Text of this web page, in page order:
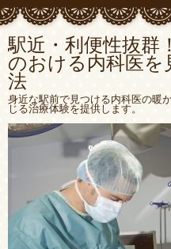
駅近・利便性抜群
のおける内科医を
法
身近な駅前で見つける内科医の暖
じる治療体験を提供します。